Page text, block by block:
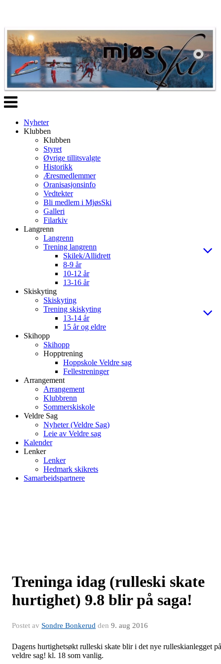
Veksle
navigasjon
Nyheter
Klubben
Klubben
Styret
Øvrige tillitsvalgte
Historikk
Æresmedlemmer
Oranisasjonsinfo
Vedtekter
Bli medlem i MjøsSki
Galleri
Filarkiv
Langrenn
Langrenn
Trening langrenn
Skilek/Allidrett
8-9 år
10-12 år
13-16 år
Skiskyting
Skiskyting
Trening skiskyting
13-14 år
15 år og eldre
Skihopp
Skihopp
Hopptrening
Hoppskole Veldre sag
Fellestreninger
Arrangement
Arrangement
Klubbrenn
Sommerskiskole
Veldre Sag
Nyheter (Veldre Sag)
Leie av Veldre sag
Kalender
Lenker
Lenker
Hedmark skikrets
Samarbeidspartnere
Treninga idag (rulleski skate
hurtighet) 9.8 blir på saga!
Postet av Sondre Bonkerud den 9. aug 2016
Dagens hurtighetsøkt rulleski skate blir i det nye rulleskianlegget på
veldre sag! kl. 18 som vanlig.